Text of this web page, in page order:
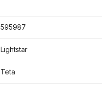
595987
Lightstar
Teta